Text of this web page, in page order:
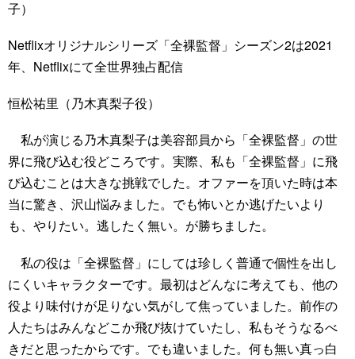
子）
Netflixオリジナルシリーズ「全裸監督」シーズン2は2021
年、Netflixにて全世界独占配信
恒松祐里（乃木真梨子役）
私が演じる乃木真梨子は美容部員から「全裸監督」の世
界に飛び込む役どころです。実際、私も「全裸監督」に飛
び込むことは大きな挑戦でした。オファーを頂いた時は本
当に驚き、沢山悩みました。でも怖いとか逃げたいより
も、やりたい。逃したく無い。が勝ちました。
私の役は「全裸監督」にしては珍しく普通で個性を出し
にくいキャラクターです。最初はどんなに考えても、他の
役より味付けが足りない気がして焦っていました。前作の
人たちはみんなどこか飛び抜けていたし、私もそうなるべ
きだと思ったからです。でも違いました。何も無い真っ白